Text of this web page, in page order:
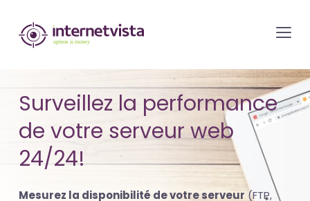
internetvista
monitoring
surveillance
de
site
web
et
de
Surveillez la performance
de votre serveur web
24/24!
Mesurez la disponibilité de votre serveur (FTP,